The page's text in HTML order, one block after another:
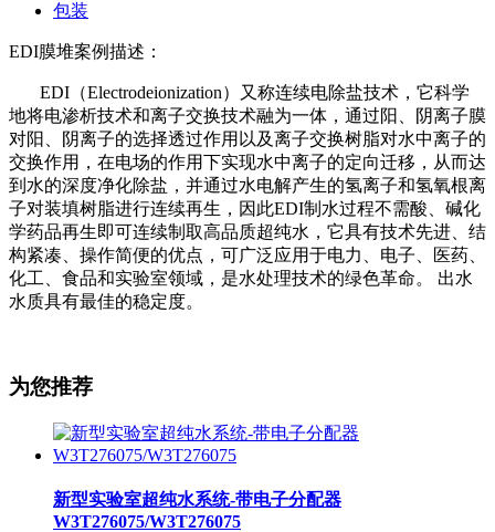
包装
EDI膜堆案例描述：
EDI（Electrodeionization）又称连续电除盐技术，它科学
地将电渗析技术和离子交换技术融为一体，通过阳、阴离子膜
对阳、阴离子的选择透过作用以及离子交换树脂对水中离子的
交换作用，在电场的作用下实现水中离子的定向迁移，从而达
到水的深度净化除盐，并通过水电解产生的氢离子和氢氧根离
子对装填树脂进行连续再生，因此EDI制水过程不需酸、碱化
学药品再生即可连续制取高品质超纯水，它具有技术先进、结
构紧凑、操作简便的优点，可广泛应用于电力、电子、医药、
化工、食品和实验室领域，是水处理技术的绿色革命。 出水
水质具有最佳的稳定度。
为您推荐
新型实验室超纯水系统-带电子分配器
W3T276075/W3T276075